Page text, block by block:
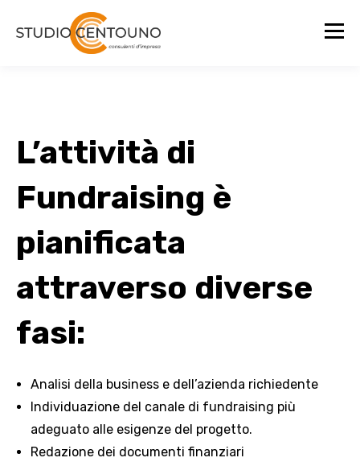
L’attività di
Fundraising è
pianificata
attraverso diverse
fasi:
Analisi della business e dell’azienda richiedente
Individuazione del canale di fundraising più
adeguato alle esigenze del progetto.
Redazione dei documenti finanziari